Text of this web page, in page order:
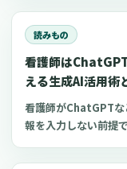
び方、針のゲージと
を避けるポイント、
します。
読みもの
看護師は
える生成AI活用術
看護師がChatGPTな
報を入力しない前提